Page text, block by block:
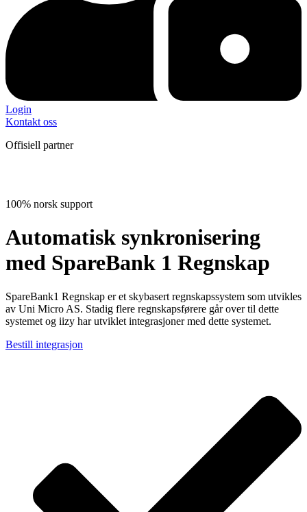
Login
Kontakt oss
Offisiell partner
100% norsk support
Automatisk synkronisering
med SpareBank 1 Regnskap
SpareBank1 Regnskap er et skybasert regnskapssystem som utvikles
av Uni Micro AS. Stadig flere regnskapsførere går over til dette
systemet og iizy har utviklet integrasjoner med dette systemet.
Bestill integrasjon